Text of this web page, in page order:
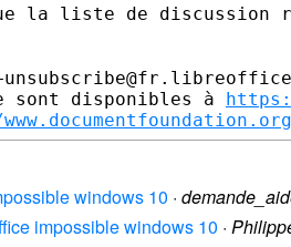
la liste de discussion
sont disponibles à
windows 10 ·
impossible windows 10 ·